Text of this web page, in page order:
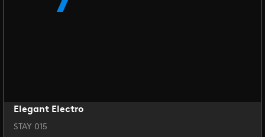
Elegant Electro
STAY 015